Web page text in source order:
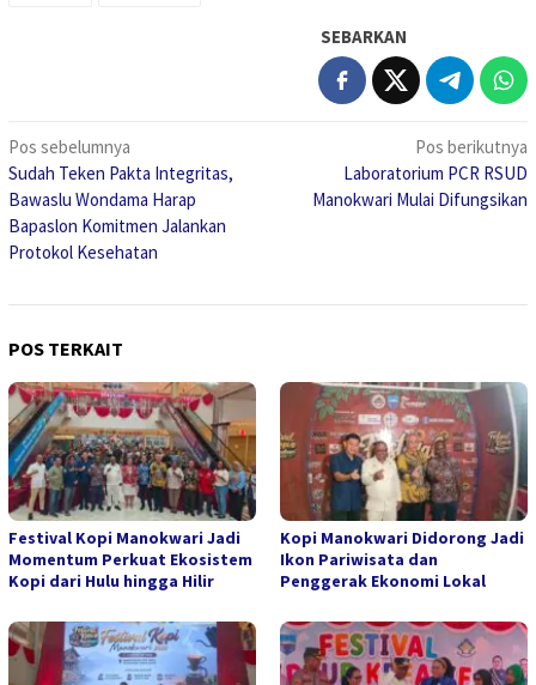
SEBARKAN
Navigasi
pos
Pos sebelumnya
Sudah Teken Pakta Integritas,
Bawaslu Wondama Harap
Bapaslon Komitmen Jalankan
Protokol Kesehatan
Pos berikutnya
Laboratorium PCR RSUD
Manokwari Mulai Difungsikan
POS TERKAIT
Festival Kopi Manokwari Jadi
Momentum Perkuat Ekosistem
Kopi dari Hulu hingga Hilir
Kopi Manokwari Didorong Jadi
Ikon Pariwisata dan
Penggerak Ekonomi Lokal